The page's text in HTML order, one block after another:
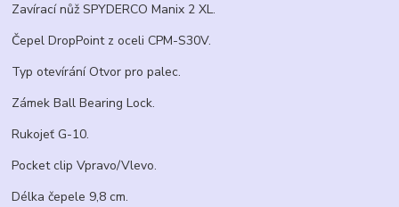
Zavírací nůž SPYDERCO Manix 2 XL.
Čepel DropPoint z oceli CPM-S30V.
Typ otevírání Otvor pro palec.
Zámek Ball Bearing Lock.
Rukojeť G-10.
Pocket clip Vpravo/Vlevo.
Délka čepele 9,8 cm.